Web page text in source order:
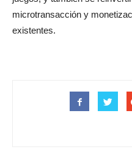
microtransacción y
existentes.